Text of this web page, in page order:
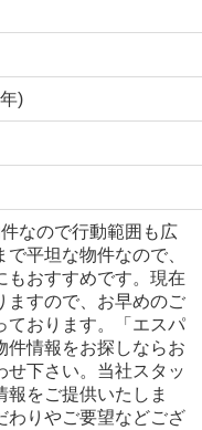
)
なので行動範囲も広
平坦な物件なので、
もおすすめです。現在
ますので、お早めのご
ております。「エスパ
件情報をお探しならお
せ下さい。当社スタッ
報をご提供いたしま
わりやご要望などござ